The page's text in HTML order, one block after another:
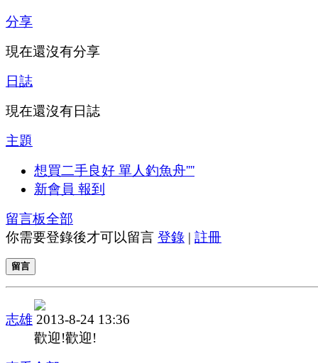
分享
現在還沒有分享
日誌
現在還沒有日誌
主題
想買二手良好 單人釣魚舟''''
新會員 報到
留言板全部
你需要登錄後才可以留言 登錄 | 註冊
留言
志雄 2013-8-24 13:36
歡迎!歡迎!